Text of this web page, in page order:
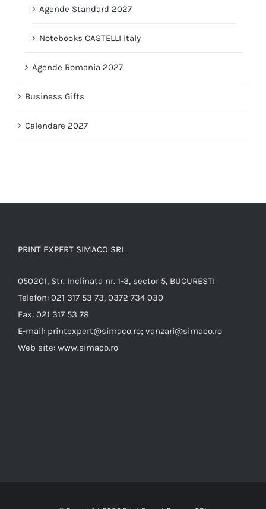
Agende Standard 2027
Notebooks CASTELLI Italy
Agende Romania 2027
Business Gifts
Calendare 2027
PRINT EXPERT SIMACO SRL
050201, Str. Inclinata nr. 1-3, sector 5, BUCURESTI
Telefon: 021 317 53 73, 0372 734 030
Fax: 021 317 53 78
E-mail: printexpert@simaco.ro; vanzari@simaco.ro
Web site: www.simaco.ro